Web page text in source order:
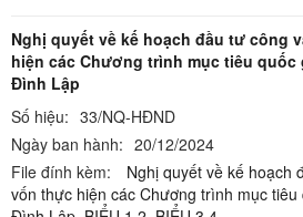
Nghị quyết về kế hoạch đầu tư công
hiện các Chương trình mục tiêu quốc
Đình Lập
Số hiệu: 33/NQ-HĐND
Ngày ban hành: 20/12/2024
File đính kèm:
Nghị quyết về kế hoạch
vốn thực hiện các Chương trình mục